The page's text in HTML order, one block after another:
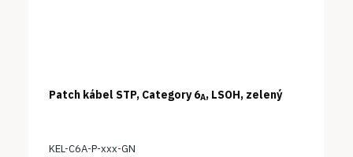
Patch kábel STP, Category 6A, LSOH, zelený
KEL-C6A-P-xxx-GN